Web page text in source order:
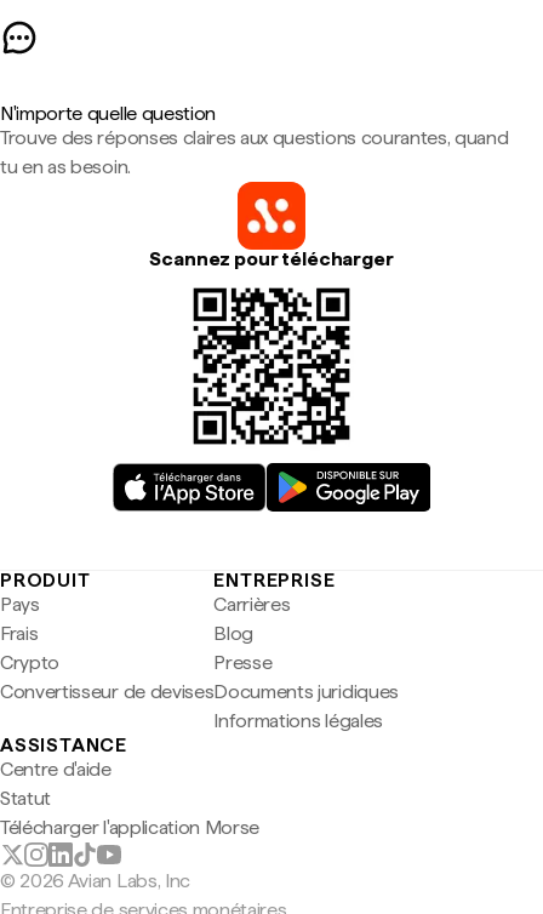
N'importe quelle question
Trouve des réponses claires aux questions courantes, quand
tu en as besoin.
Scannez pour télécharger
PRODUIT
Pays
Frais
Crypto
Convertisseur de devises
ENTREPRISE
Carrières
Blog
Presse
Documents juridiques
Informations légales
ASSISTANCE
Centre d'aide
Statut
Télécharger l'application Morse
© 2026 Avian Labs, Inc